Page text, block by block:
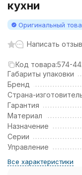
кухни
Оригинальный
Написать отзыв
Код товара:574-
Габариты упаковки
Бренд
Страна-
Гарантия
Материал
Назначение
Серии
Управление
Все характеристики